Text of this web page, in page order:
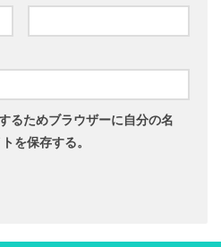
るためブラウザーに自分の名
を保存する。